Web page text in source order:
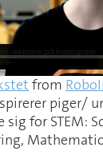
from
piger/
for STEM: